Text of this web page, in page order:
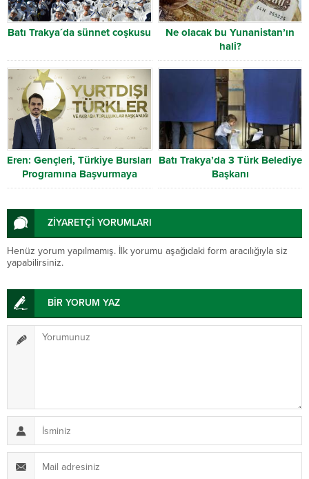
Batı Trakya´da sünnet coşkusu
Ne olacak bu Yunanistan’ın
hali?
Eren: Gençleri, Türkiye Bursları
Programına Başvurmaya
Davet Ediyorum
Batı Trakya’da 3 Türk Belediye
Başkanı
ZİYARETÇİ YORUMLARI
Henüz yorum yapılmamış. İlk yorumu aşağıdaki form aracılığıyla siz
yapabilirsiniz.
BİR YORUM YAZ